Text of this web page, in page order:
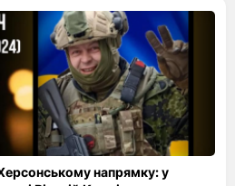
напрямку: у